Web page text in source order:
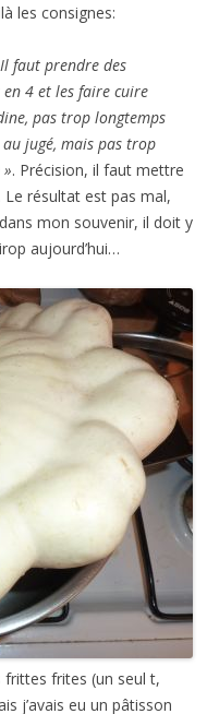
les consignes:
faut prendre des
en 4 et les faire cuire
pas trop longtemps
au jugé, mais pas trop
. Précision, il faut mettre
résultat est pas mal,
mon souvenir, il doit y
aujourd’hui…
frittes frites (un seul t,
j’avais eu un pâtisson